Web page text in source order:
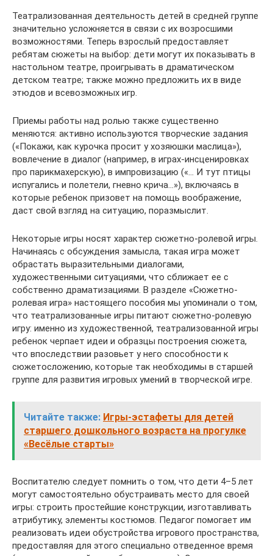
Театрализованная деятельность детей в средней группе
значительно усложняется в связи с их возросшими
возможностями. Теперь взрослый предоставляет
ребятам сюжеты на выбор: дети могут их показывать в
настольном театре, проигрывать в драматическом
детском театре; также можно предложить их в виде
этюдов и всевозможных игр.
Приемы работы над ролью также существенно
меняются: активно используются творческие задания
(«Покажи, как курочка просит у хозяюшки маслица»),
вовлечение в диалог (например, в играх-инсценировках
про парикмахерскую), в импровизацию («… И тут птицы
испугались и полетели, гневно крича…»), включаясь в
которые ребенок призовет на помощь воображение,
даст свой взгляд на ситуацию, поразмыслит.
Некоторые игры носят характер сюжетно-ролевой игры.
Начинаясь с обсуждения замысла, такая игра может
обрастать выразительными диалогами,
художественными ситуациями, что сближает ее с
собственно драматизациями. В разделе «Сюжетно-
ролевая игра» настоящего пособия мы упоминали о том,
что театрализованные игры питают сюжетно-ролевую
игру: именно из художественной, театрализованной игры
ребенок черпает идеи и образцы построения сюжета,
что впоследствии разовьет у него способности к
сюжетосложению, которые так необходимы в старшей
группе для развития игровых умений в творческой игре.
Читайте также: Игры-эстафеты для детей
старшего дошкольного возраста на прогулке
«Весёлые старты»
Воспитателю следует помнить о том, что дети 4–5 лет
могут самостоятельно обустраивать место для своей
игры: строить простейшие конструкции, изготавливать
атрибутику, элементы костюмов. Педагог помогает им
реализовать идеи обустройства игрового пространства,
предоставляя для этого специально отведенное время